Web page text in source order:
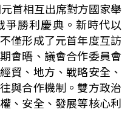
首相互出席對方國家舉
勝利慶典。新時代以
僅形成了元首年度互訪
會晤、議會合作委員會
貿、地方、戰略安全、
與合作機制。雙方政治
、安全、發展等核心利